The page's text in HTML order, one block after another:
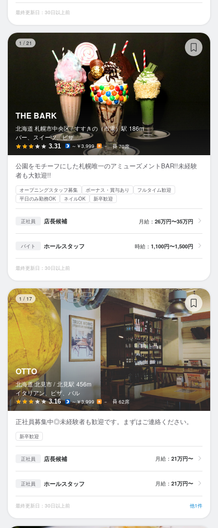
最終更新日：30日以上前
1 / 21
THE BARK
北海道 札幌市中央区 / すすきの（市電）駅 186m
バー、スイーツ、ピザ
3.31 ～￥3,999 － 70席
公園をモチーフにした札幌唯一のアミューズメントBAR!!未経験
者も大歓迎!!
オープニングスタッフ募集 ボーナス・賞与あり
フルタイム歓迎
平日のみ勤務OK
ネイルOK 新卒歓迎
正社員 店長候補 月給： 26万円〜35万円
バイト ホールスタッフ 時給： 1,100円〜1,500円
最終更新日：30日以上前
1 / 17
OTTO
北海道 北見市 / 北見駅 456m
イタリアン、ピザ、バル
3.16 ～￥3,999 － 62席
正社員募集中◎未経験者も歓迎です。まずはご連絡ください。
新卒歓迎
正社員 店長候補 月給： 21万円〜
正社員 ホールスタッフ 月給： 21万円〜
最終更新日：30日以上前 他1件